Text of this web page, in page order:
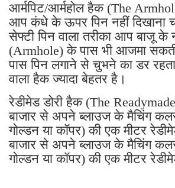
आर्मपिट/आर्महोल हैक (The
आप कंधे के ऊपर पिन नहीं दिखाना
सेफ्टी पिन वाला तरीका आप बाजू के
(Armhole) के पास भी आजमा
पास पिन लगाने से चुभने का डर
वाला हैक ज्यादा बेहतर है।
रेडीमेड डोरी हैक (The
बाजार से अपने ब्लाउज के मैचिंग
गोल्डन या कॉपर) की एक मीटर
बाजार से अपने ब्लाउज के मैचिंग
गोल्डन या कॉपर) की एक मीटर